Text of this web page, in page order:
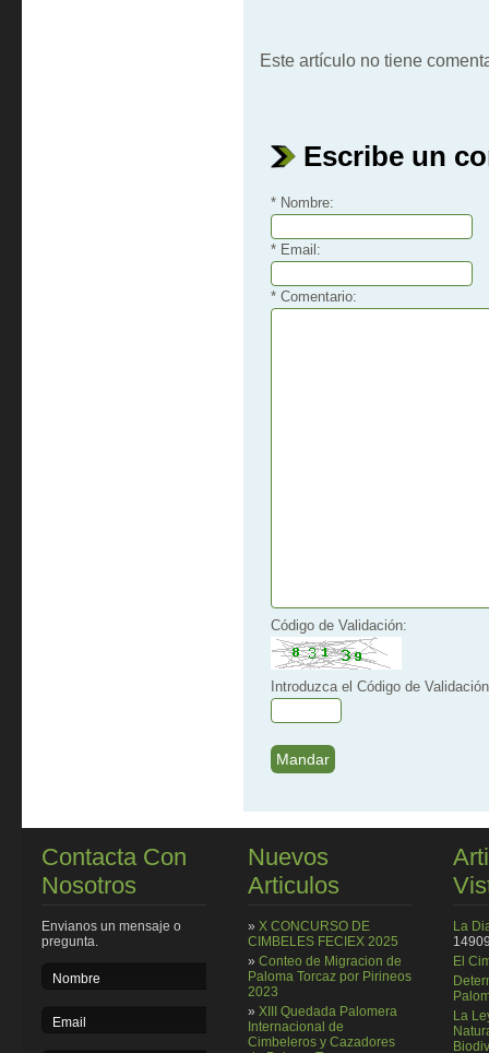
Este artículo no tiene
Escribe un
* Nombre:
* Email:
* Comentario:
Código de Validación:
Introduzca el Código de
Contacta Con
Nosotros
Envianos un mensaje o
pregunta.
Nuevos
Articulos
» X CONCURSO DE
CIMBELES FECIEX 2025
» Conteo de Migracion de
Paloma Torcaz por Pirineos
2023
» XIII Quedada Palomera
Internacional de
Cimbeleros y Cazadores
La
El
La